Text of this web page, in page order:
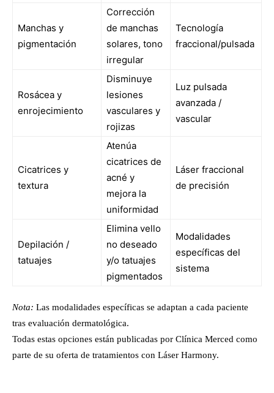
Manchas y
pigmentación
Corrección
de manchas
solares, tono
irregular
Tecnología
fraccional/pulsada
Rosácea y
enrojecimiento
Disminuye
lesiones
vasculares y
rojizas
Luz pulsada
avanzada /
vascular
Cicatrices y
textura
Atenúa
cicatrices de
acné y
mejora la
uniformidad
Láser fraccional
de precisión
Depilación /
tatuajes
Elimina vello
no deseado
y/o tatuajes
pigmentados
Modalidades
específicas del
sistema
Nota: Las modalidades específicas se adaptan a cada paciente
tras evaluación dermatológica.
Todas estas opciones están publicadas por Clínica Merced como
parte de su oferta de tratamientos con Láser Harmony.